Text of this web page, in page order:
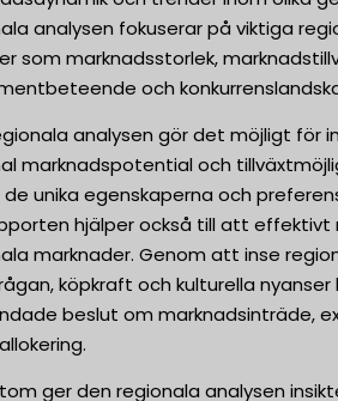
analysen fokuserar på viktiga
som marknadsstorlek,
och
analysen gör det möjligt för
marknadspotential och
unika egenskaperna och
hjälper också till att effektivt
marknader. Genom att inse
köpkraft och kulturella
beslut om marknadsinträde,
ger den regionala analysen